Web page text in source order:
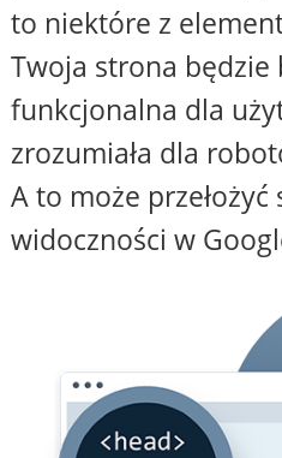
to niektóre z
Twoja strona będzie
funkcjonalna dla
zrozumiała dla
A to może
widoczności w